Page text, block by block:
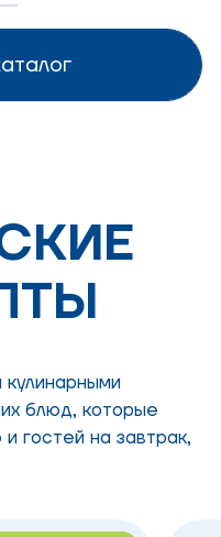
блюд, которые
гостей на завтрак,